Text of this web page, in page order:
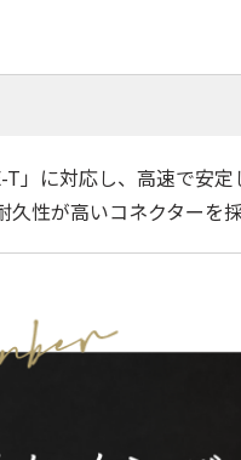
」に対応し、高速で安
性が高いコネクターを